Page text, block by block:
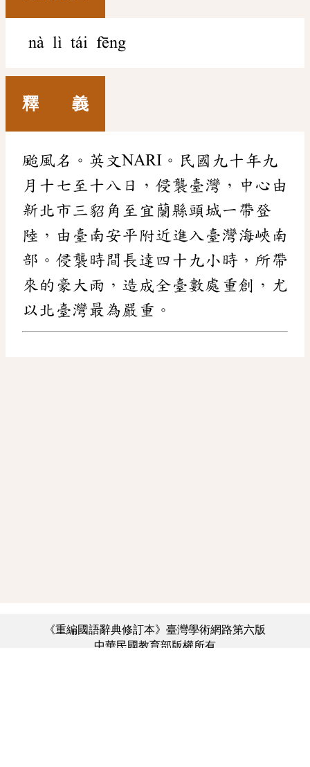
nà lì tái fēng
釋 義
颱風名。英文NARI。民國九十年九
月十七至十八日，侵襲臺灣，中心由
新北市三貂角至宜蘭縣頭城一帶登
陸，由臺南安平附近進入臺灣海峽南
部。侵襲時間長達四十九小時，所帶
來的豪大雨，造成全臺數處重創，尤
以北臺灣最為嚴重。
《重編國語辭典修訂本》臺灣學術網路第六版
中華民國教育部版權所有